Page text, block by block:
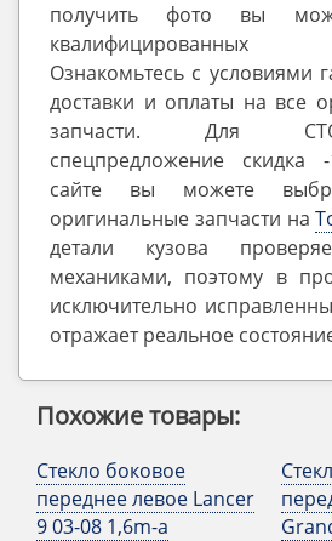
получить фото вы
квалифицированных
Ознакомьтесь с условиями
доставки и оплаты на все
запчасти. Для
спецпредложение
сайте вы можете
оригинальные запчасти на
детали кузова
механиками, поэтому в
исключительно
отражает реальное
Похожие товары:
Стекло боковое
переднее левое Lancer
9 03-08 1,6m-a